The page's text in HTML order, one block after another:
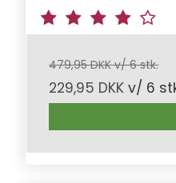
479,95 DKK v/ 6 stk.
229,95 DKK v/ 6